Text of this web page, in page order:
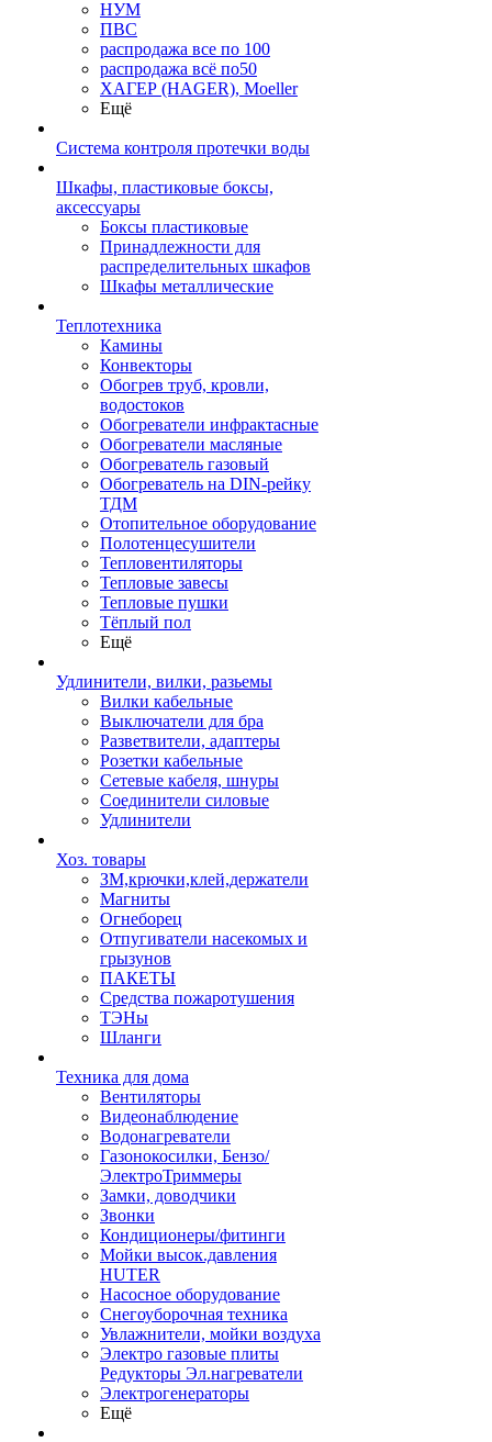
НУМ
ПВС
распродажа все по 100
распродажа всё по50
ХАГЕР (HAGER), Moeller
Ещё
Система контроля протечки воды
Шкафы, пластиковые боксы,
аксессуары
Боксы пластиковые
Принадлежности для
распределительных шкафов
Шкафы металлические
Теплотехника
Камины
Конвекторы
Обогрев труб, кровли,
водостоков
Обогреватели инфрактасные
Обогреватели масляные
Обогреватель газовый
Обогреватель на DIN-рейку
ТДМ
Отопительное оборудование
Полотенцесушители
Тепловентиляторы
Тепловые завесы
Тепловые пушки
Тёплый пол
Ещё
Удлинители, вилки, разьемы
Вилки кабельные
Выключатели для бра
Разветвители, адаптеры
Розетки кабельные
Сетевые кабеля, шнуры
Соединители силовые
Удлинители
Хоз. товары
ЗМ,крючки,клей,держатели
Магниты
Огнеборец
Отпугиватели насекомых и
грызунов
ПАКЕТЫ
Средства пожаротушения
ТЭНы
Шланги
Техника для дома
Вентиляторы
Видеонаблюдение
Водонагреватели
Газонокосилки, Бензо/
ЭлектроТриммеры
Замки, доводчики
Звонки
Кондиционеры/фитинги
Мойки высок.давления
HUTER
Насосное оборудование
Снегоуборочная техника
Увлажнители, мойки воздуха
Электро газовые плиты
Редукторы Эл.нагреватели
Электрогенераторы
Ещё